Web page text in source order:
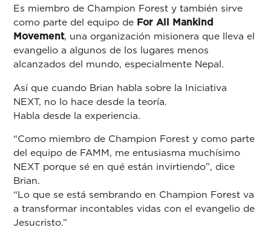
Es miembro de Champion Forest y también sirve
como parte del equipo de For All Mankind
Movement, una organización misionera que lleva el
evangelio a algunos de los lugares menos
alcanzados del mundo, especialmente Nepal.
Así que cuando Brian habla sobre la Iniciativa
NEXT, no lo hace desde la teoría.
Habla desde la experiencia.
“Como miembro de Champion Forest y como parte
del equipo de FAMM, me entusiasma muchísimo
NEXT porque sé en qué están invirtiendo”, dice
Brian.
“Lo que se está sembrando en Champion Forest va
a transformar incontables vidas con el evangelio de
Jesucristo.”